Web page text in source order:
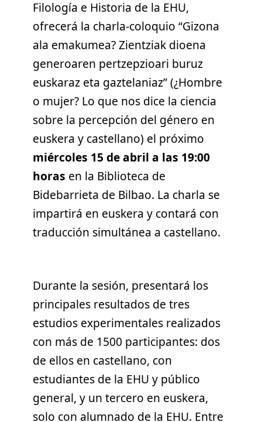
Filología e Historia de la EHU,
ofrecerá la charla-coloquio “Gizona
ala emakumea? Zientziak dioena
generoaren pertzepzioari buruz
euskaraz eta gaztelaniaz” (¿Hombre
o mujer? Lo que nos dice la ciencia
sobre la percepción del género en
euskera y castellano) el próximo
miércoles 15 de abril a las 19:00
horas en la Biblioteca de
Bidebarrieta de Bilbao. La charla se
impartirá en euskera y contará con
traducción simultánea a castellano.
Durante la sesión, presentará los
principales resultados de tres
estudios experimentales realizados
con más de 1500 participantes: dos
de ellos en castellano, con
estudiantes de la EHU y público
general, y un tercero en euskera,
solo con alumnado de la EHU. Entre